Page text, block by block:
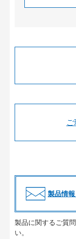
製品情
製品に関するご質
い。